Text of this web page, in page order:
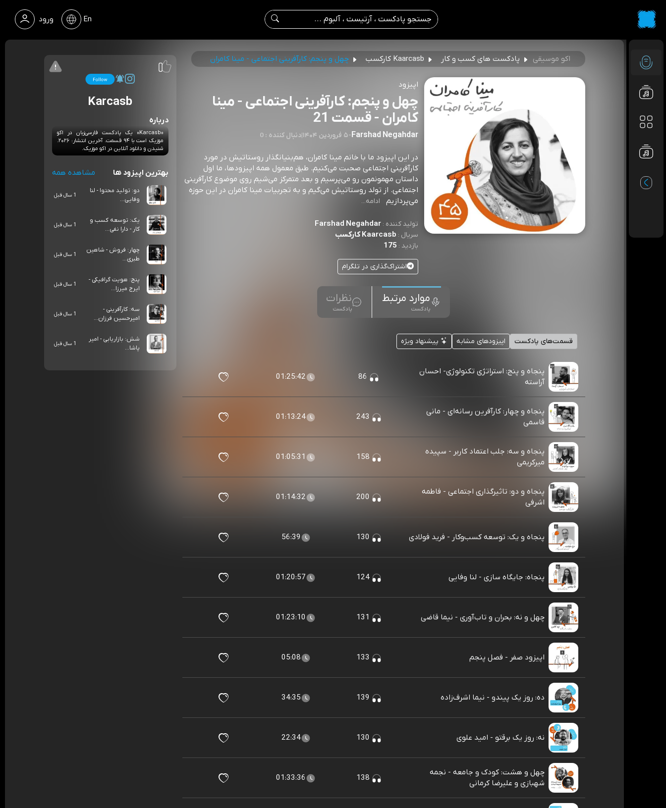
ورود En
اکو موسیقی پادکست‌ های کسب‌ و کار Kaarcasb کارکسب چهل و پنجم: کارآفرینی اجتماعی - مینا کامران
اپیزود
چهل و پنجم: کارآفرینی اجتماعی - مینا
کامران - قسمت 21
Farshad Negahdar
-۵ فروردین ۱۴۰۴ |0 : دنبال کننده
در این اپیزود ما با خانم مینا کامران، هم‌بنیانگذار روستاتیش در مورد
کارآفرینی اجتماعی صحبت می‌کنیم. ‎طبق معمول همه اپیزودها، ما اول
داستان مهمونمون رو می‌پرسیم و بعد متمرکز می‌شیم روی موضوع کارآفرینی
اجتماعی. از تولد روستاتیش می‌گیم و به تجربیات مینا کامران در این حوزه
می‌پردازیم
ادامه...
تولید کننده :Farshad Negahdar
سریال : Kaarcasb کارکسب
بازدید : 175
اشتراک‌گذاری در تلگرام
موارد مرتبط
پادکست
نظرات
پادکست
قسمت‌های پادکست اپیزودهای مشابه پیشنهاد ویژه
پنجاه و پنج: استراتژی تکنولوژی- احسان
آراسته
01:25:42
پنجاه و چهار: کارآفرین رسانه‌ای - مانی
قاسمی
01:13:24
پنجاه و سه: جلب اعتماد کاربر - سپیده
میر‌کریمی
01:05:31
پنجاه و دو: تاثیرگذاری اجتماعی - فاطمه
اشرفی
01:14:32
پنجاه و یک: توسعه کسب‌وکار - فرید فولادی 56:39
پنجاه: جایگاه سازی - لنا وفایی 124
01:20:57
چهل و نه: بحران و تاب‌آوری - نیما قاضی 01:23:10
اپیزود صفر - فصل پنجم 05:08
ده: روز یک پیندو - نیما اشرف‌زاده 34:35
نه: روز یک برقتو - امید علوی 22:34
چهل و هشت: کودک و جامعه - نجمه
شهبازی و علیرضا کرمانی
01:33:36
Karcasb
درباره
«Karcasb» یک پادکست فارسی‌زبان در اکو
موزیک است با ۹۴ قسمت. آخرین انتشار: ۲۰۲۶.
شنیدن و دانلود آنلاین در اکو موزیک.
بهترین اپیزود ها مشاهده همه
دو: تولید محتوا - لنا
وفایی...
1 سال قبل
یک: توسعه کسب و
کار - دارا نفی...
1 سال قبل
چهار: فروش - شاهین
طبری...
1 سال قبل
پنج: هویت گرافیکی -
ایرج میرزا...
1 سال قبل
سه: کارآفرینی -
امیرحسین فرزان...
1 سال قبل
شش: بازاریابی - امیر
پاشا...
1 سال قبل